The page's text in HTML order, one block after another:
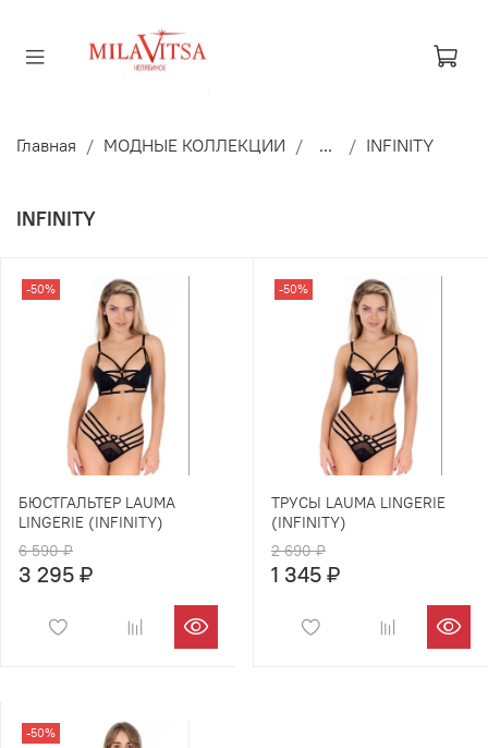
Главная МОДНЫЕ КОЛЛЕКЦИИ ... INFINITY
INFINITY
-50%
БЮСТГАЛЬТЕР LAUMA
LINGERIE (INFINITY)
6 590 ₽
3 295 ₽
-50%
ТРУСЫ LAUMA LINGERIE
(INFINITY)
2 690 ₽
1 345 ₽
-50%